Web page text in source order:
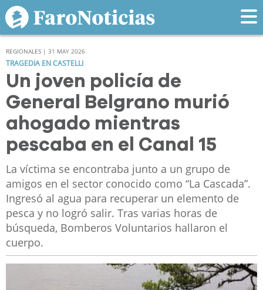
REGIONALES | 31 MAY 2026
TRAGEDIA EN CASTELLI
Un joven policía de
General Belgrano murió
ahogado mientras
pescaba en el Canal 15
La víctima se encontraba junto a un grupo de
amigos en el sector conocido como “La Cascada”.
Ingresó al agua para recuperar un elemento de
pesca y no logró salir. Tras varias horas de
búsqueda, Bomberos Voluntarios hallaron el
cuerpo.